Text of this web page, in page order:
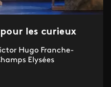
les curieux
Hugo Franche-
Elysées